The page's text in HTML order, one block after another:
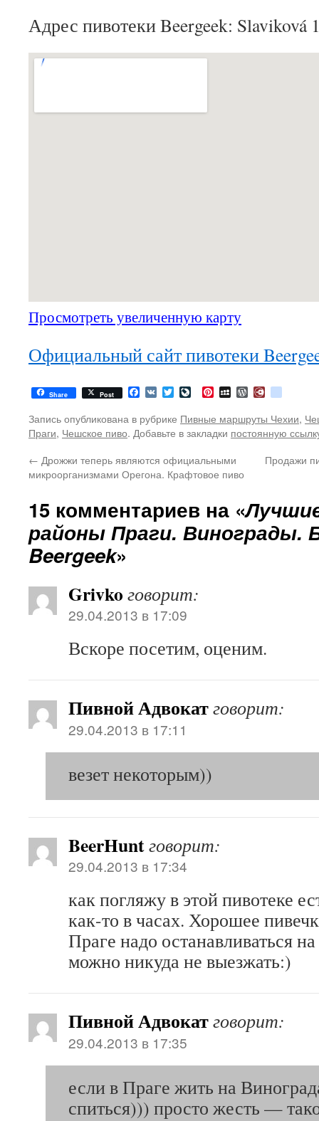
Адрес пивотеки Beergeek: Slaviková
Просмотреть увеличенную карту
Официальный сайт пивотеки
Share Post Facebook
VK TwitterLiveJournal
PinterestMySpaceWordPress
Diary.Ru
Запись опубликована в рубрике Пивные маршруты Чехии,
Праги, Чешское пиво. Добавьте в закладки постоянную
← Дрожжи теперь являются официальными
микроорганизмами Орегона. Крафтовое пиво
Продажи
15 комментариев на «
районы Праги. Винограды.
Beergeek»
Grivko говорит:
29.04.2013 в 17:09
Вскоре посетим, оценим.
Пивной Адвокатговорит:
29.04.2013 в 17:11
везет некоторым))
BeerHuntговорит:
29.04.2013 в 17:34
как погляжу в этой пивотеке
как-то в часах. Хорошее
Праге надо останавливаться
можно никуда не выезжать:)
Пивной Адвокатговорит:
29.04.2013 в 17:35
если в Праге жить на
спиться))) просто жесть —